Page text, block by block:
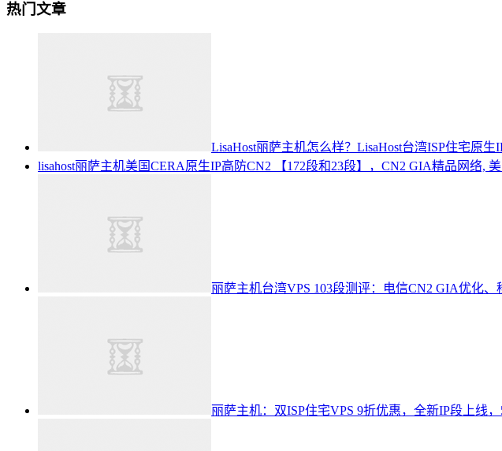
热门文章
LisaHost丽萨主机怎么样？LisaHost台湾ISP住宅原
lisahost丽萨主机美国CERA原生IP高防CN2 【172段和23段】，CN2 GIA精品网络,
丽萨主机台湾VPS 103段测评：电信CN2 GIA优化
丽萨主机：双ISP住宅VPS 9折优惠，全新IP段上线